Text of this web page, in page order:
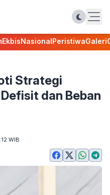
EkbisNasionalPeristiwaGaleri
Strategi
dan Beban
WIB